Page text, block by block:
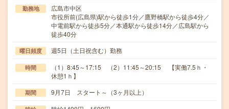
勤務地
広島市中区
市役所前(広島県)駅から徒歩1分／鷹野橋駅から徒歩4分／
中電前駅から徒歩5分／本通駅から徒歩14分／広島駅から
徒歩40分
曜日頻度 週5日（土日祝含む）勤務
時間
（1）8:45～17:15 （2）11:45～20:15 【実働7.5ｈ・
休憩1ｈ】
期間 9月7日 スタート～（3ヶ月以上）